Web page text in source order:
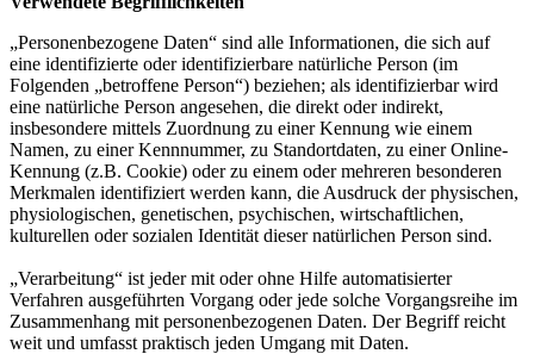
„Personenbezogene Daten“ sind alle Informationen, die sich auf
eine identifizierte oder identifizierbare natürliche Person (im
Folgenden „betroffene Person“) beziehen; als identifizierbar wird
eine natürliche Person angesehen, die direkt oder indirekt,
insbesondere mittels Zuordnung zu einer Kennung wie einem
Namen, zu einer Kennnummer, zu Standortdaten, zu einer Online-
Kennung (z.B. Cookie) oder zu einem oder mehreren besonderen
Merkmalen identifiziert werden kann, die Ausdruck der physischen,
physiologischen, genetischen, psychischen, wirtschaftlichen,
kulturellen oder sozialen Identität dieser natürlichen Person sind.
„Verarbeitung“ ist jeder mit oder ohne Hilfe automatisierter
Verfahren ausgeführten Vorgang oder jede solche Vorgangsreihe im
Zusammenhang mit personenbezogenen Daten. Der Begriff reicht
weit und umfasst praktisch jeden Umgang mit Daten.